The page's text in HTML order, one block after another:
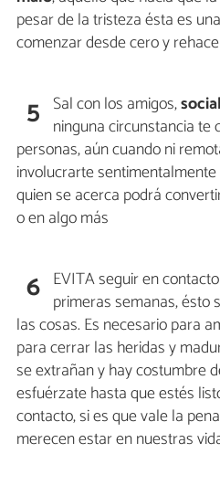
pesar de la tristeza ésta es
comenzar desde cero y
5 Sal con los amigos,
ninguna circunstancia te
personas, aún cuando ni
involucrarte
quien se acerca podrá
o en algo más
6 EVITA seguir en
primeras semanas, ésto
las cosas. Es necesario para
para cerrar las heridas y
se extrañan y hay costumbre
esfuérzate hasta que estés
contacto, si es que vale la
merecen estar en nuestras